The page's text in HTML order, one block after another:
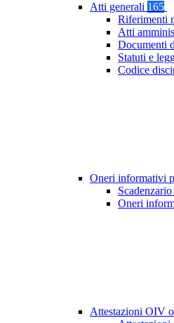
Atti generali 165
Riferimenti
Atti
Documenti
Statuti e
Codice
Oneri informativi
Oneri
Attestazioni OIV